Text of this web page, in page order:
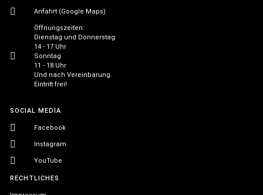
SOCIAL MEDIA
Facebook
Instagram
YouTube
RECHTLICHES
Anfahrt (Google Maps)
Öffnungszeiten:
Dienstag und Donnerstag
14 - 17 Uhr
Sonntag
11 - 18 Uhr
Und nach Vereinbarung.
Eintritt frei!